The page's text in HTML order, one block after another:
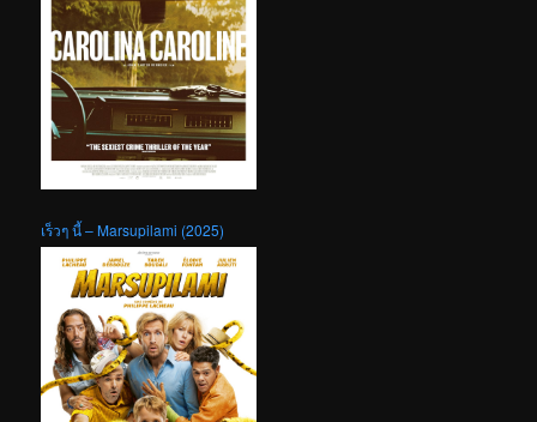
เร็วๆ นี้ – Marsupilami (2025)